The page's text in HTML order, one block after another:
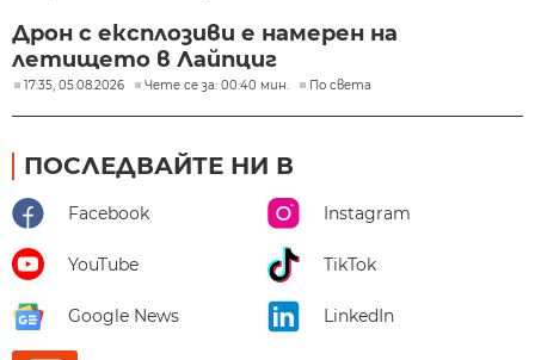
Дрон с експлозиви е намерен на
летището в Лайпциг
17:35, 05.08.2026 Чете се за: 00:40 мин. По света
ПОСЛЕДВАЙТЕ НИ В
Facebook Instagram
YouTube TikTok
Google News LinkedIn